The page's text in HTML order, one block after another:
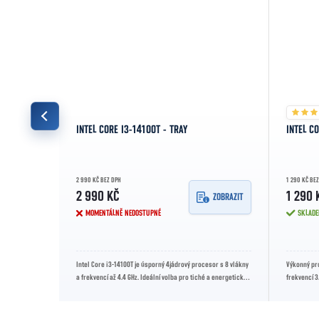
INTEL CORE I3-14100T - TRAY
2 990 KČ BEZ DPH
2 990 KČ
MOMENTÁLNĚ NEDOSTUPNÉ
ZOBRAZIT
Intel Core i3-14100T je úsporný 4jádrový procesor s 8 vlákny
a frekvencí až 4.4 GHz. Ideální volba pro tiché a energeticky
INTEL
1 290 KČ BEZ
1 290
Výkonný
frekvencí